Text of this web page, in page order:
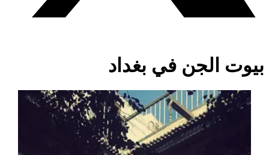
الجن في بغداد